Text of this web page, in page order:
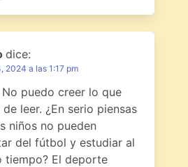
dice:
2024 a las 1:17 pm
No puedo creer lo que
leer. ¿En serio piensas
niños no pueden
del fútbol y estudiar al
tiempo? El deporte